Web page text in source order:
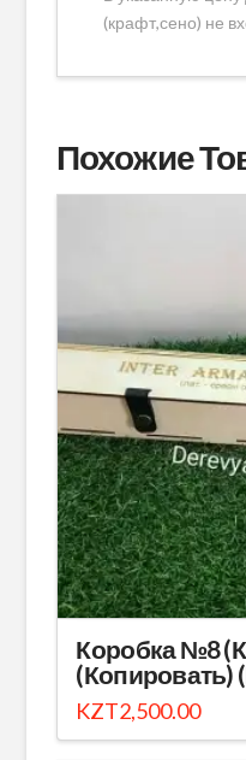
(крафт,сено) не
Похожие
Коробка №8
(Копировать)
KZT2,500.00